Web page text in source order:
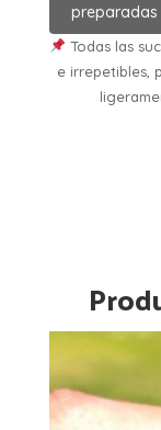
preparadas
Todas las
e irrepetibles,